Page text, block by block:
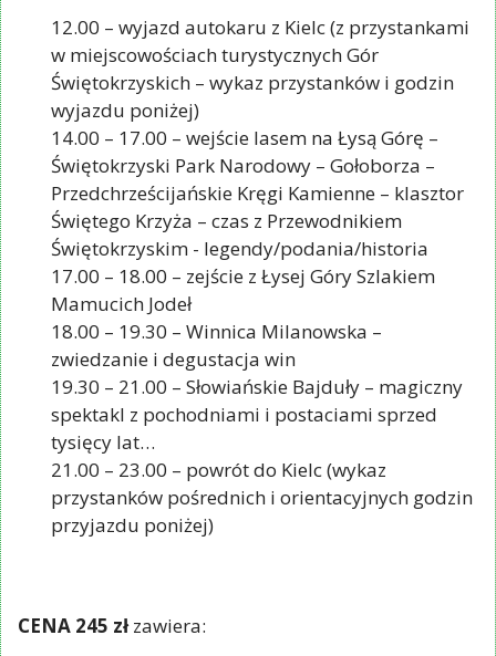
12.00 – wyjazd autokaru z Kielc (z przystankami
w miejscowościach turystycznych Gór
Świętokrzyskich – wykaz przystanków i godzin
wyjazdu poniżej)
14.00 – 17.00 – wejście lasem na Łysą Górę –
Świętokrzyski Park Narodowy – Gołoborza –
Przedchrześcijańskie Kręgi Kamienne – klasztor
Świętego Krzyża – czas z Przewodnikiem
Świętokrzyskim - legendy/podania/historia
17.00 – 18.00 – zejście z Łysej Góry Szlakiem
Mamucich Jodeł
18.00 – 19.30 – Winnica Milanowska –
zwiedzanie i degustacja win
19.30 – 21.00 – Słowiańskie Bajduły – magiczny
spektakl z pochodniami i postaciami sprzed
tysięcy lat…
21.00 – 23.00 – powrót do Kielc (wykaz
przystanków pośrednich i orientacyjnych godzin
przyjazdu poniżej)
CENA 245 złzawiera: